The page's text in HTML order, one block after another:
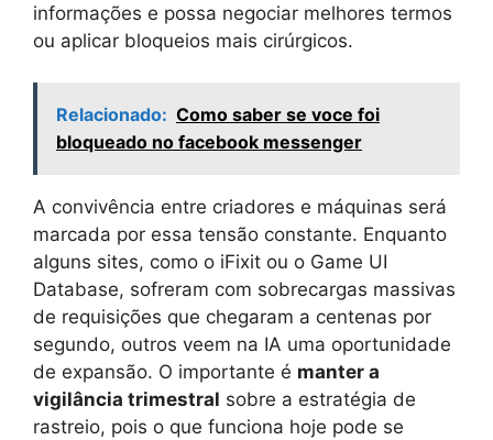
informações e possa negociar melhores termos
ou aplicar bloqueios mais cirúrgicos.
Relacionado: Como saber se voce foi
bloqueado no facebook messenger
A convivência entre criadores e máquinas será
marcada por essa tensão constante. Enquanto
alguns sites, como o iFixit ou o Game UI
Database, sofreram com sobrecargas massivas
de requisições que chegaram a centenas por
segundo, outros veem na IA uma oportunidade
de expansão. O importante é manter a
vigilância trimestral sobre a estratégia de
rastreio, pois o que funciona hoje pode se